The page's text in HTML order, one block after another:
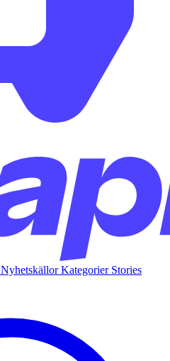
NyhetskällorKategorier Stories